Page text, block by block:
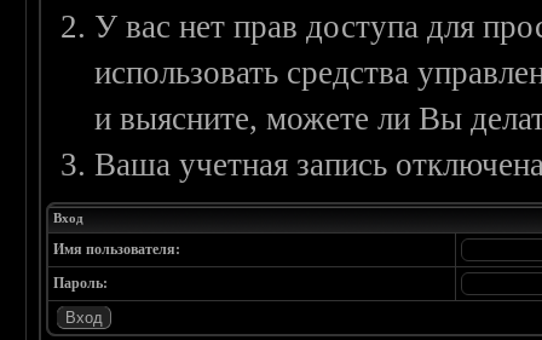
У вас нет прав доступа для
использовать средства
и выясните, можете ли Вы
Ваша учетная запись
Вход
Имя пользователя:
Пароль: